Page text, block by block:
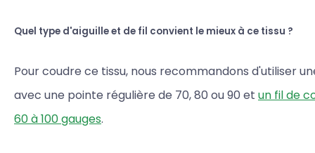
Quel type d'aiguille et de fil convient le mieux à ce tissu ?
Pour coudre ce tissu, nous recommandons d'utiliser
avec une pointe régulière de 70, 80 ou 90 et un fil de
60 à 100 gauges.